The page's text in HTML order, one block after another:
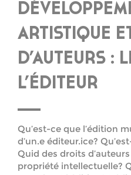
ARTISTIQUE
D’AUTEURS :
L’ÉDITEUR
Qu’est-ce que l’édition
d’un.e éditeur.ice?
Quid des droits
propriété intellectuelle?